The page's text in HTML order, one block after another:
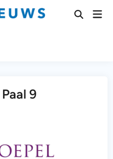
Zoeken
9